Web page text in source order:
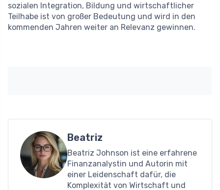
sozialen Integration, Bildung und wirtschaftlicher
Teilhabe ist von großer Bedeutung und wird in den
kommenden Jahren weiter an Relevanz gewinnen.
Beatriz
Beatriz Johnson ist eine erfahrene
Finanzanalystin und Autorin mit
einer Leidenschaft dafür, die
Komplexität von Wirtschaft und